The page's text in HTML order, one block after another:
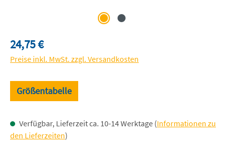
Regulärer Preis:
24,75 €
Preise inkl. MwSt. zzgl. Versandkosten
Größentabelle
Verfügbar, Lieferzeit ca. 10-14 Werktage (Informationen zu
den Lieferzeiten)